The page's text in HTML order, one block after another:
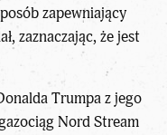
zapewniający
zaznaczając, że jest
Trumpa z jego
Nord Stream